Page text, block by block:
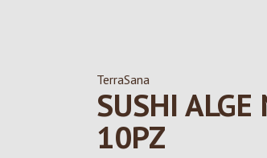
TerraSana
SUSHI ALGE
10PZ